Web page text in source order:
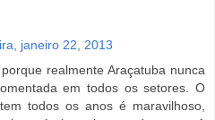
janeiro 22, 2013
realmente Araçatuba nunca
em todos os setores. O
todos os anos é maravilhoso,